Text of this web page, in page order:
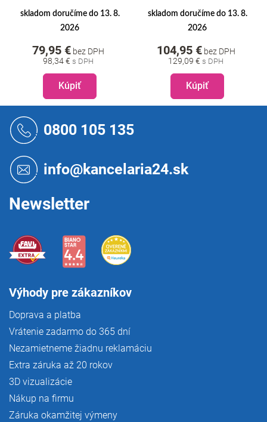
skladom doručíme do 13. 8.
2026
98,34 €
79,95 € bez DPH
Kúpiť
skladom doručíme do 13. 8.
2026
129,09 €
104,95 €bez DPH
Kúpiť
0800 105 135
info@kancelaria24.sk
Newsletter
Výhody pre zákazníkov
Doprava a platba
Vrátenie zadarmo do 365 dní
Nezamietneme žiadnu reklamáciu
Extra záruka až 20 rokov
3D vizualizácie
Nákup na firmu
Záruka okamžitej výmeny